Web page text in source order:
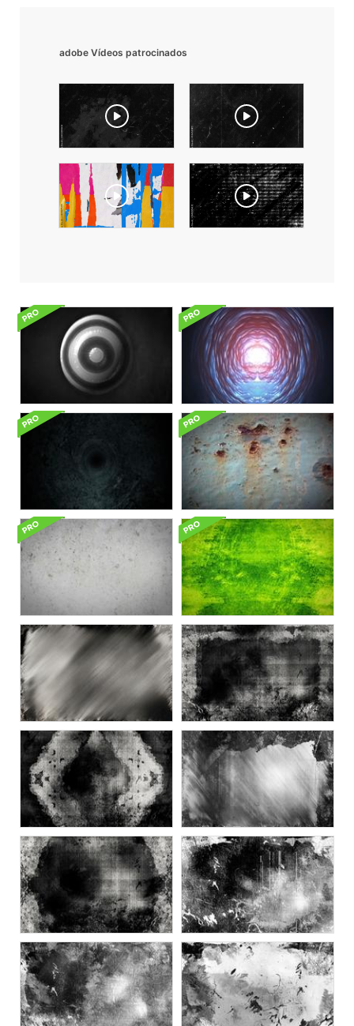
adobe Vídeos patrocinados